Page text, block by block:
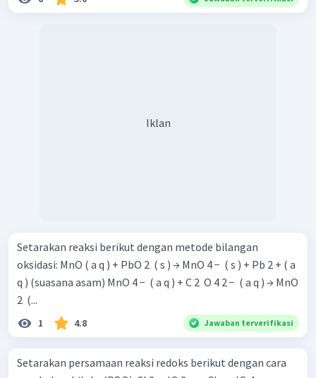
Iklan
Setarakan reaksi berikut dengan metode bilangan
oksidasi: MnO ( a q ) + PbO 2 ​ ( s ) → MnO 4 − ​ ( s ) + Pb 2 + ( a
q ) (suasana asam) MnO 4 − ​ ( a q ) + C 2 ​ O 4 2 − ​ ( a q ) → MnO
2 ​ (...
1 4.8 Jawaban terverifikasi
Setarakan persamaan reaksi redoks berikut dengan cara